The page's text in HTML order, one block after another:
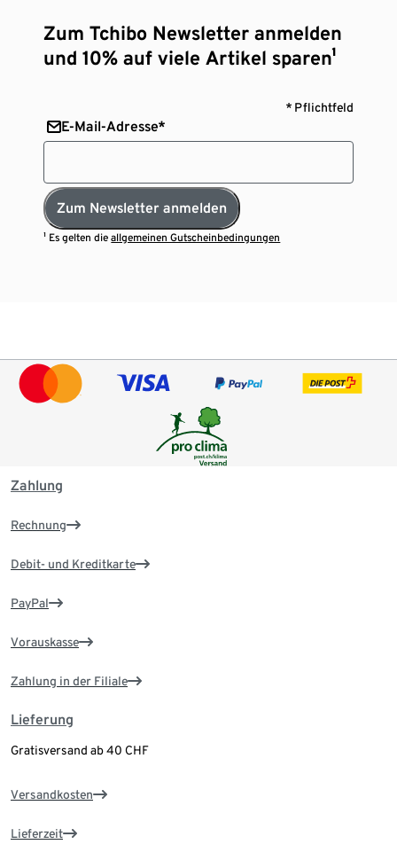
Zum Tchibo Newsletter anmelden
und 10% auf viele Artikel sparen¹
* Pflichtfeld
E-Mail-Adresse*
Zum Newsletter anmelden
¹ Es gelten dieallgemeinen Gutscheinbedingungen
Zahlung
Rechnung
Debit- und Kreditkarte
PayPal
Vorauskasse
Zahlung in der Filiale
Lieferung
Gratisversand ab 40 CHF
Versandkosten
Lieferzeit